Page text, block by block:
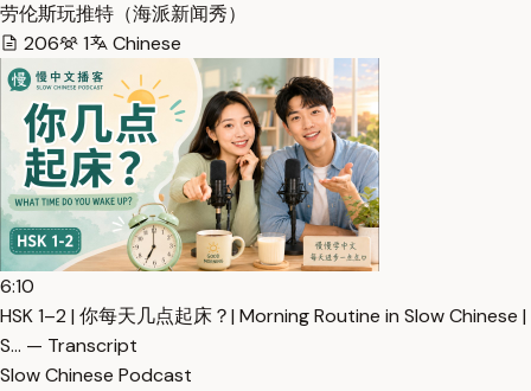
劳伦斯玩推特（海派新闻秀）
206
1 Chinese
6:10
HSK 1–2 | 你每天几点起床？| Morning Routine in Slow Chinese |
S… — Transcript
Slow Chinese Podcast